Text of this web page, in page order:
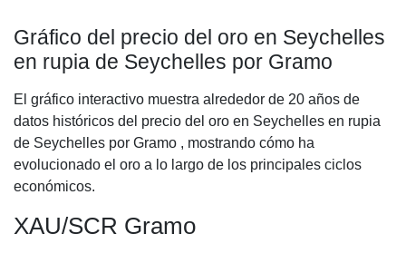
Gráfico del precio del oro en Seychelles
en rupia de Seychelles por Gramo
El gráfico interactivo muestra alrededor de 20 años de
datos históricos del precio del oro en Seychelles en rupia
de Seychelles por Gramo , mostrando cómo ha
evolucionado el oro a lo largo de los principales ciclos
económicos.
XAU/SCR Gramo